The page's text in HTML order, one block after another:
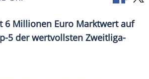
6 Millionen Euro Marktwert auf
5 der wertvollsten Zweitliga-